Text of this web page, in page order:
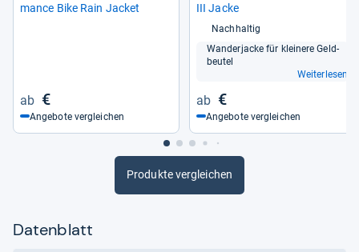
mance Bike Rain Jacket
€
Angebote vergleichen
III Jacke
Nachhaltig
Wan­der­ja­cke für klei­nere Geld­
beu­tel
Weiterlesen
€
Angebote vergleichen
Produkte vergleichen
Datenblatt